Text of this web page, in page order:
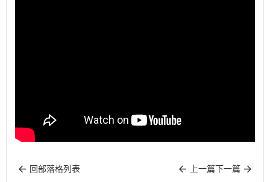
回部落格列表 上一篇下一篇